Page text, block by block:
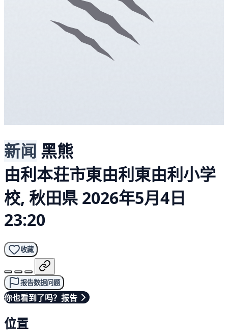
新闻 黑熊
由利本荘市東由利東由利小学
校, 秋田県 2026年5月4日
23:20
收藏
报告数据问题
你也看到了吗？报告
位置